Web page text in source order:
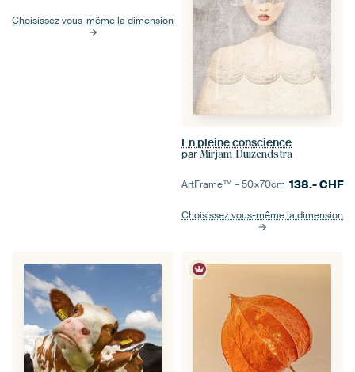
Choisissez vous-même la dimension
En pleine conscience
par Mirjam Duizendstra
ArtFrame™ –50×70cm 138.-CHF
Choisissez vous-même la dimension